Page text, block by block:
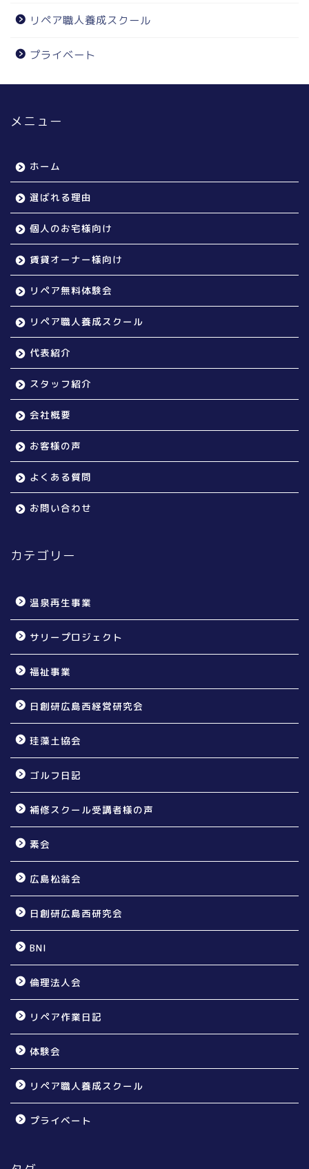
リペア職人養成スクール
プライベート
メニュー
ホーム
選ばれる理由
個人のお宅様向け
賃貸オーナー様向け
リペア無料体験会
リペア職人養成スクール
代表紹介
スタッフ紹介
会社概要
お客様の声
よくある質問
お問い合わせ
カテゴリー
温泉再生事業
サリープロジェクト
福祉事業
日創研広島西経営研究会
珪藻土協会
ゴルフ日記
補修スクール受講者様の声
素会
広島松翁会
日創研広島西研究会
BNI
倫理法人会
リペア作業日記
体験会
リペア職人養成スクール
プライベート